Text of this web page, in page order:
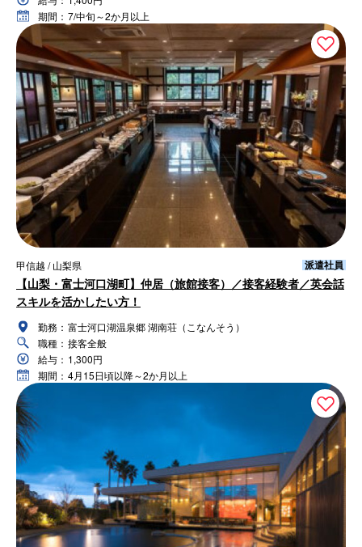
期間： 7/中旬～2か月以上
甲信越 / 山梨県 派遣社員
【山梨・富士河口湖町】仲居（旅館接客）／接客経験者／英会話
スキルを活かしたい方！
勤務： 富士河口湖温泉郷 湖南荘（こなんそう）
職種： 接客全般
給与： 1,300円
期間： 4月15日頃以降～2か月以上